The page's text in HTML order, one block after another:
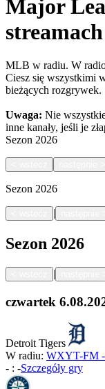
Major
MLB w radiu. W
Ciesz się wszystkimi
bieżących rozgrywek.
Uwaga: Nie
inne kanały, jeśli je
Sezon 2026
Sezon 2026
|
Sezon 2026
|
czwartek
Detroit Tigers
W radiu: WXYT-FM -
- : -Szczegóły gry